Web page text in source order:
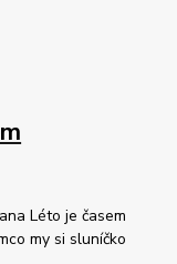
Léto je časem
my si sluníčko